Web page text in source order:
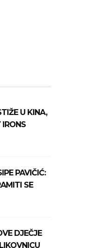
U KINA,
IRONS
PAVIČIĆ:
SE
DJEČJE